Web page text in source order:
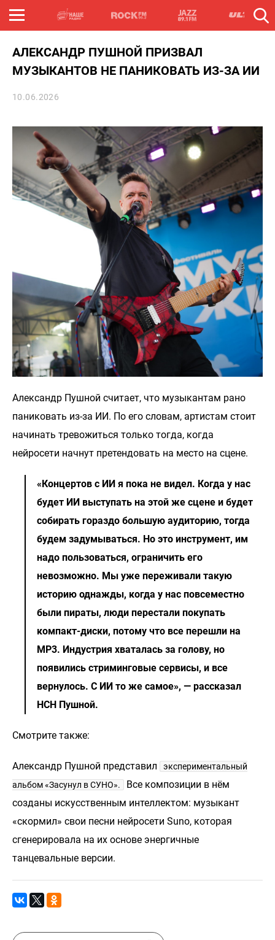
АЛЕКСАНДР ПУШНОЙ ПРИЗВАЛ
МУЗЫКАНТОВ НЕ ПАНИКОВАТЬ ИЗ-ЗА ИИ
10.06.2026
Александр Пушной считает, что музыкантам рано
паниковать из-за ИИ. По его словам, артистам стоит
начинать тревожиться только тогда, когда
нейросети начнут претендовать на место на сцене.
«Концертов с ИИ я пока не видел. Когда у нас
будет ИИ выступать на этой же сцене и будет
собирать гораздо большую аудиторию, тогда
будем задумываться. Но это инструмент, им
надо пользоваться, ограничить его
невозможно. Мы уже переживали такую
историю однажды, когда у нас повсеместно
были пираты, люди перестали покупать
компакт-диски, потому что все перешли на
MP3. Индустрия хваталась за голову, но
появились стриминговые сервисы, и все
вернулось. С ИИ то же самое», — рассказал
НСН Пушной.
Смотрите также:
Александр Пушной представил
экспериментальный
альбом «Засунул в СУНО».
Все композиции в нём
созданы искусственным интеллектом: музыкант
«скормил» свои песни нейросети Suno, которая
сгенерировала на их основе энергичные
танцевальные версии.